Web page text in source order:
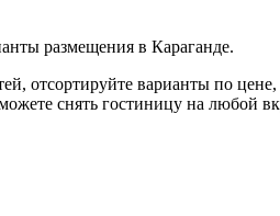
размещения в Караганде.
отсортируйте варианты по
снять гостиницу на любой